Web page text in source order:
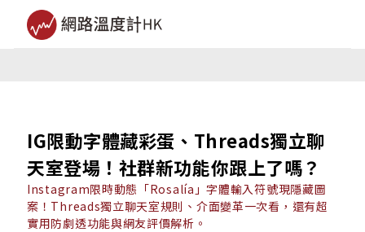
IG限動字體藏彩蛋、Threads獨立聊
天室登場！社群新功能你跟上了嗎？
Instagram限時動態「Rosalía」字體輸入符號現隱藏圖
案！Threads獨立聊天室規則、介面變革一次看，還有超
實用防劇透功能與網友評價解析。